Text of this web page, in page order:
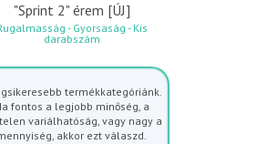
"Sprint 2" érem [ÚJ]
- Gyorsaság - Kis
darabszám
termékkategóriánk.
fontos a legjobb minőség, a
variálhatóság, vagy nagy a
akkor ezt válaszd.